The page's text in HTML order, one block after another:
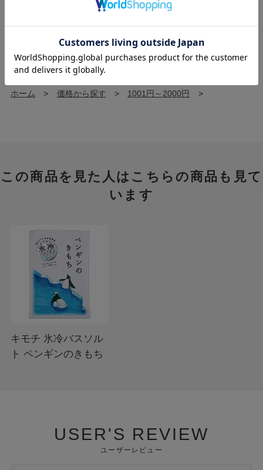
アンドグッドナイト >
ホーム > 香りから探す
ホーム > 価格から探す > 1001円～2000円 >
この商品を見た人はこちらの商品も見て
います
キモチ 氷冷バスソル
ト ペンギンのきもち
USER'S REVIEW
ユーザーレビュー